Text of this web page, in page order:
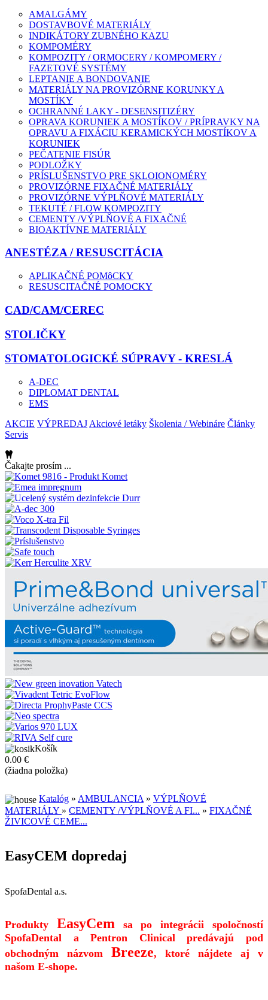
AMALGÁMY
DOSTAVBOVÉ MATERIÁLY
INDIKÁTORY ZUBNÉHO KAZU
KOMPOMÉRY
KOMPOZITY / ORMOCERY / KOMPOMERY /
FAZETOVÉ SYSTÉMY
LEPTANIE A BONDOVANIE
MATERIÁLY NA PROVIZÓRNE KORUNKY A
MOSTÍKY
OCHRANNÉ LAKY - DESENSITIZÉRY
OPRAVA KORUNIEK A MOSTÍKOV / PRÍPRAVKY NA
OPRAVU A FIXÁCIU KERAMICKÝCH MOSTÍKOV A
KORUNIEK
PEČATENIE FISÚR
PODLOŽKY
PRÍSLUŠENSTVO PRE SKLOIONOMÉRY
PROVIZÓRNE FIXAČNÉ MATERIÁLY
PROVIZÓRNE VÝPLŇOVÉ MATERIÁLY
TEKUTÉ / FLOW KOMPOZITY
CEMENTY /VÝPLŇOVÉ A FIXAČNÉ
BIOAKTÍVNE MATERIÁLY
ANESTÉZA / RESUSCITÁCIA
APLIKAČNÉ POMôCKY
RESUSCITAČNÉ POMOCKY
CAD/CAM/CEREC
STOLIČKY
STOMATOLOGICKÉ SÚPRAVY - KRESLÁ
A-DEC
DIPLOMAT DENTAL
EMS
AKCIE VÝPREDAJ Akciové letáky Školenia / Webináre Články
Servis
Čakajte prosím ...
Košík
0.00 €
(žiadna položka)
Katalóg » AMBULANCIA » VÝPLŇOVÉ
MATERIÁLY » CEMENTY /VÝPLŇOVÉ A FI... » FIXAČNÉ
ŽIVICOVÉ CEME...
EasyCEM dopredaj
SpofaDental a.s.
Produkty EasyCemsa po integrácii spoločností
SpofaDental a Pentron Clinical predávajú pod
obchodným názvom Breeze, ktoré nájdete aj v
našom E-shope.